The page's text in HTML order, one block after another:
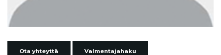
Ota yhteyttä Valmentajahaku